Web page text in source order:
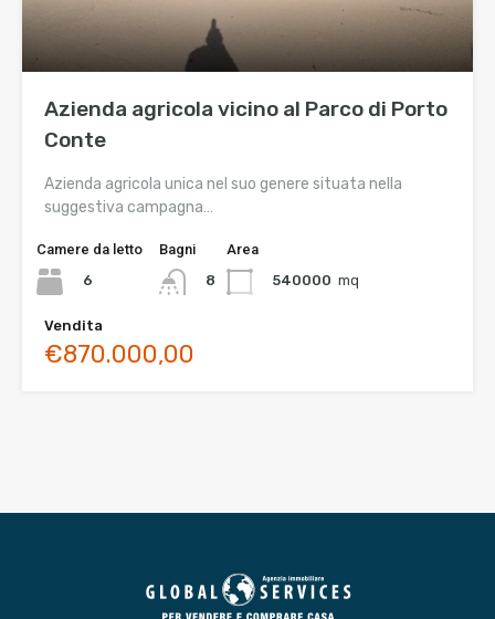
Azienda agricola vicino al Parco di Porto
Conte
Azienda agricola unica nel suo genere situata nella
suggestiva campagna…
Camere da letto
6
Bagni
8
Area
540000 mq
Vendita
€870.000,00